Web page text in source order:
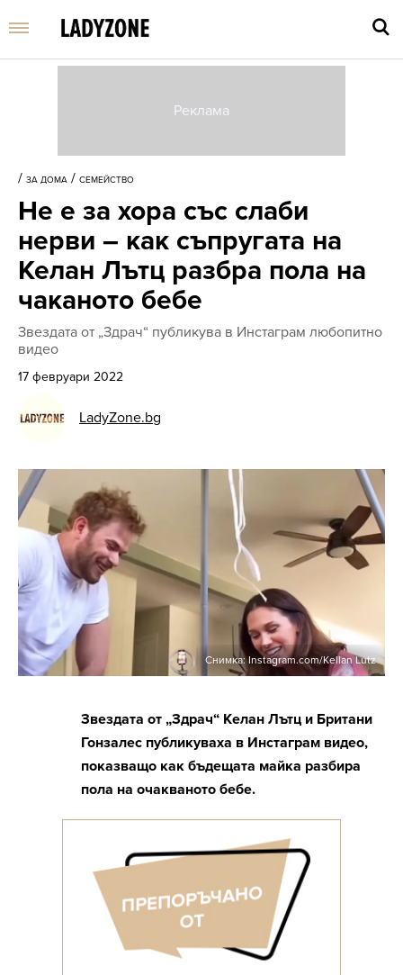
/ ЗА ДОМА / СЕМЕЙСТВО
Не е за хора със слаби
нерви – как съпругата на
Келан Лътц разбра пола на
чаканото бебе
Звездата от „Здрач“ публикува в Инстаграм любопитно
видео
17 февруари 2022
LadyZone.bg
Снимка: Instagram.com/Kellan Lutz
Звездата от „Здрач“ Келан Лътц и Британи
Гонзалес публикуваха в Инстаграм видео,
показващо как бъдещата майка разбира
пола на очакваното бебе.